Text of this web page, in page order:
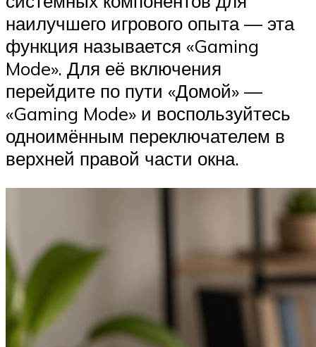
наилучшего игрового опыта — эта
функция называется «Gaming
Mode». Для её включения
перейдите по пути «Домой» —
«Gaming Mode» и воспользуйтесь
одноимённым переключателем в
верхней правой части окна.